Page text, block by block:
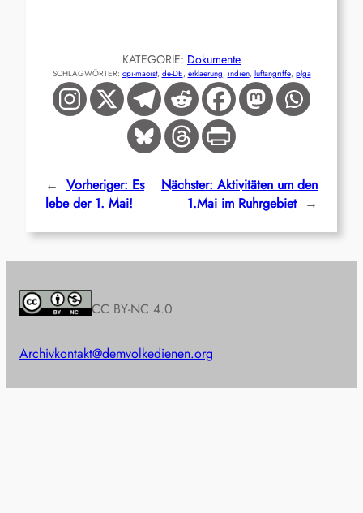
KATEGORIE: Dokumente
SCHLAGWÖRTER: cpi-maoist, de-DE, erklaerung, indien, luftangriffe, plga
← Vorheriger: Es
lebe der 1. Mai!
Nächster: Aktivitäten um den
1.Mai im Ruhrgebiet →
CC BY-NC 4.0
Archivkontakt@demvolkedienen.org